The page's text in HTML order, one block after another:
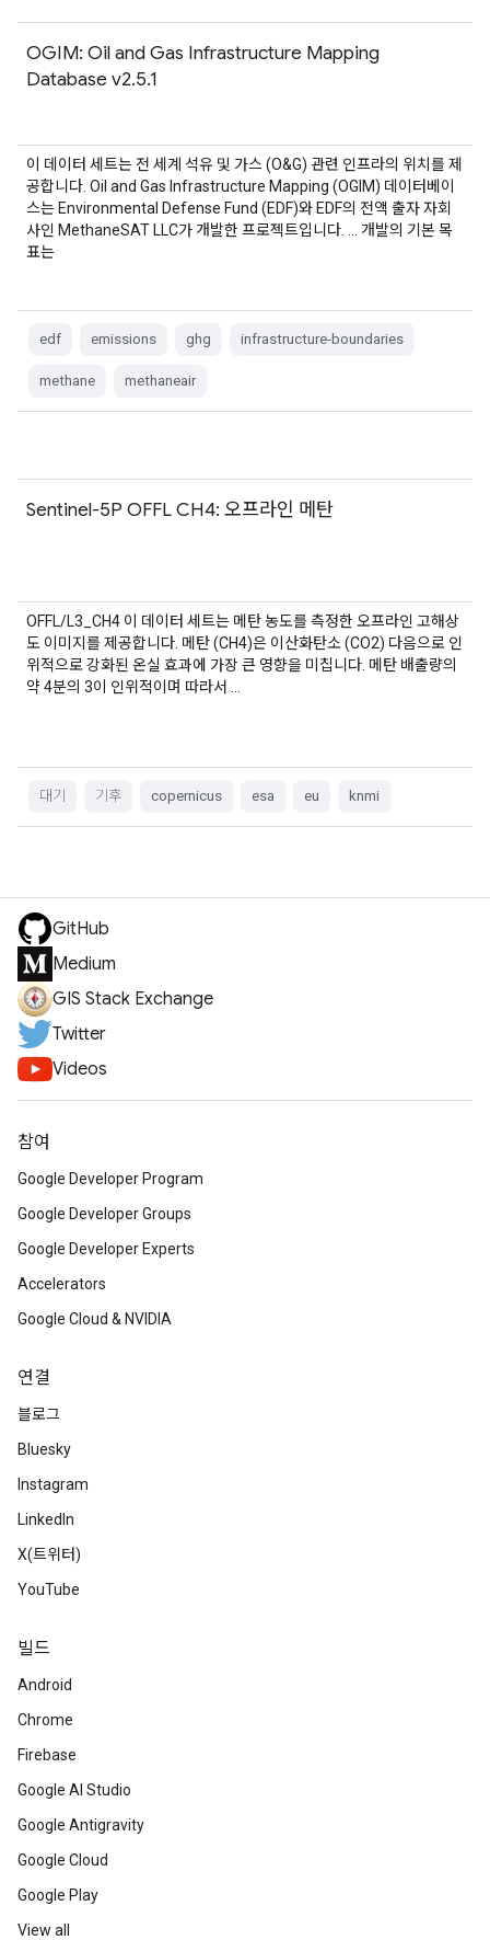
OGIM: Oil and Gas Infrastructure Mapping
Database v2.5.1
이 데이터 세트는 전 세계 석유 및 가스 (O&G) 관련 인프라의 위치를 제
공합니다. Oil and Gas Infrastructure Mapping (OGIM) 데이터베이
스는 Environmental Defense Fund (EDF)와 EDF의 전액 출자 자회
사인 MethaneSAT LLC가 개발한 프로젝트입니다. … 개발의 기본 목
표는
edf emissions ghg infrastructure-boundaries
methane methaneair
Sentinel-5P OFFL CH4: 오프라인 메탄
OFFL/L3_CH4 이 데이터 세트는 메탄 농도를 측정한 오프라인 고해상
도 이미지를 제공합니다. 메탄 (CH4)은 이산화탄소 (CO2) 다음으로 인
위적으로 강화된 온실 효과에 가장 큰 영향을 미칩니다. 메탄 배출량의
약 4분의 3이 인위적이며 따라서 …
대기 기후 copernicus esa eu knmi
GitHub
Medium
GIS Stack Exchange
Twitter
Videos
참여
Google Developer Program
Google Developer Groups
Google Developer Experts
Accelerators
Google Cloud & NVIDIA
연결
블로그
Bluesky
Instagram
LinkedIn
X(트위터)
YouTube
빌드
Android
Chrome
Firebase
Google AI Studio
Google Antigravity
Google Cloud
Google Play
View all